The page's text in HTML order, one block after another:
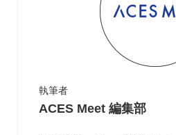
執筆者
ACES Meet 編集部